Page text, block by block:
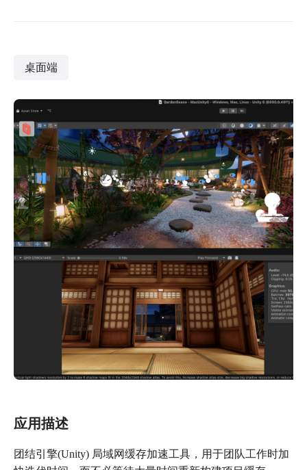
桌面端
应用描述
团结引擎(Unity) 局域网缓存加速工具，用于团队工作时加